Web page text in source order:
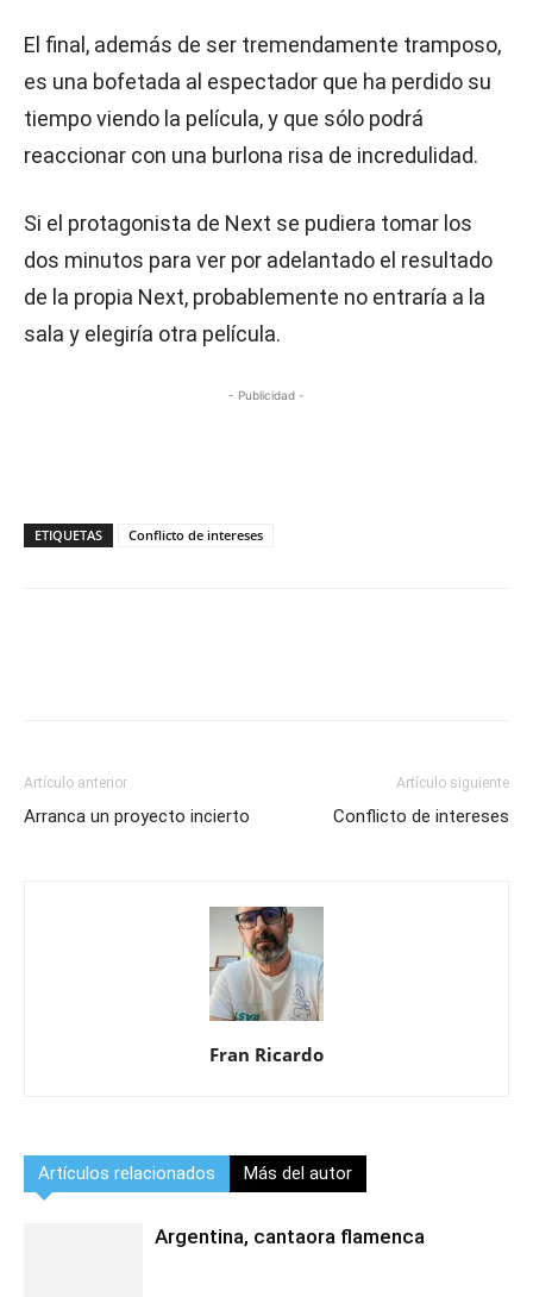
El final, además de ser tremendamente tramposo,
es una bofetada al espectador que ha perdido su
tiempo viendo la película, y que sólo podrá
reaccionar con una burlona risa de incredulidad.
Si el protagonista de Next se pudiera tomar los
dos minutos para ver por adelantado el resultado
de la propia Next, probablemente no entraría a la
sala y elegiría otra película.
- Publicidad -
ETIQUETAS Conflicto de intereses
Artículo anterior
Arranca un proyecto incierto
Artículo siguiente
Conflicto de intereses
Fran Ricardo
Artículos relacionados Más del autor
Argentina, cantaora flamenca